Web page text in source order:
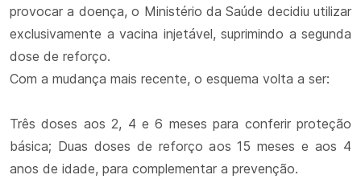
provocar a doença, o Ministério da Saúde decidiu utilizar
exclusivamente a vacina injetável, suprimindo a segunda
dose de reforço.
Com a mudança mais recente, o esquema volta a ser:
Três doses aos 2, 4 e 6 meses para conferir proteção
básica; Duas doses de reforço aos 15 meses e aos 4
anos de idade, para complementar a prevenção.